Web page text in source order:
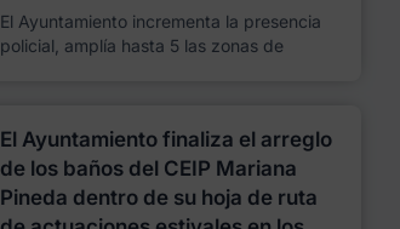
El Ayuntamiento incrementa la presencia
policial, amplía hasta 5 las zonas de
El Ayuntamiento finaliza el arreglo
de los baños del CEIP Mariana
Pineda dentro de su hoja de ruta